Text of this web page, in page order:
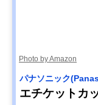
Photo by Amazon
パナソニック
エチケットカ